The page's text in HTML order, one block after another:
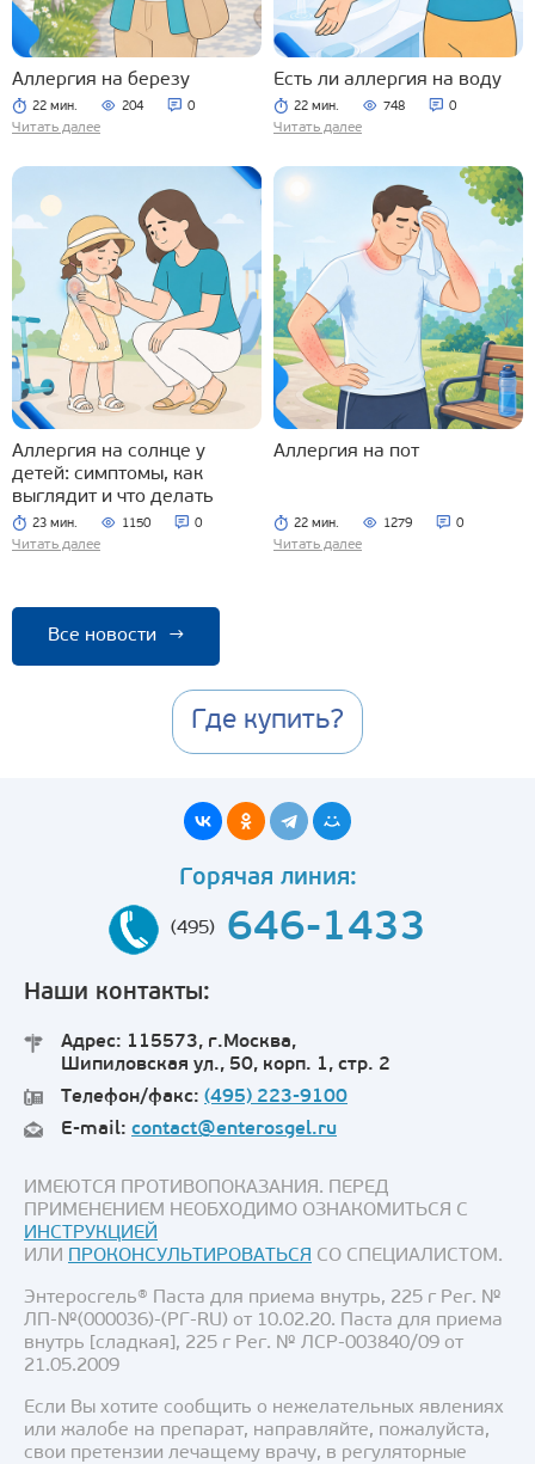
Аллергия на березу
22 мин. 204 0
Читать далее
Есть ли аллергия на воду
22 мин. 748 0
Читать далее
Аллергия на солнце у
детей: симптомы, как
выглядит и что делать
23 мин. 1150 0
Читать далее
Аллергия на пот
22 мин. 1279 0
Читать далее
Все новости →
Где купить?
Горячая линия:
(495) 646-1433
Наши контакты:
Адрес: 115573, г.Москва,
Шипиловская ул., 50, корп. 1, стр. 2
Телефон/факс: (495) 223-9100
E-mail: contact@enterosgel.ru
ИМЕЮТСЯ ПРОТИВОПОКАЗАНИЯ. ПЕРЕД
ПРИМЕНЕНИЕМ НЕОБХОДИМО ОЗНАКОМИТЬСЯ С
ИНСТРУКЦИЕЙ
ИЛИ ПРОКОНСУЛЬТИРОВАТЬСЯ СО СПЕЦИАЛИСТОМ.
Энтеросгель® Паста для приема внутрь, 225 г Рег. №
ЛП-№(000036)-(РГ-RU) от 10.02.20. Паста для приема
внутрь [сладкая], 225 г Рег. № ЛСР-003840/09 от
21.05.2009
Если Вы хотите сообщить о нежелательных явлениях
или жалобе на препарат, направляйте, пожалуйста,
свои претензии лечащему врачу, в регуляторные